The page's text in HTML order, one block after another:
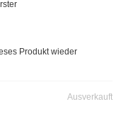
Produkt wieder
Ausverkauft